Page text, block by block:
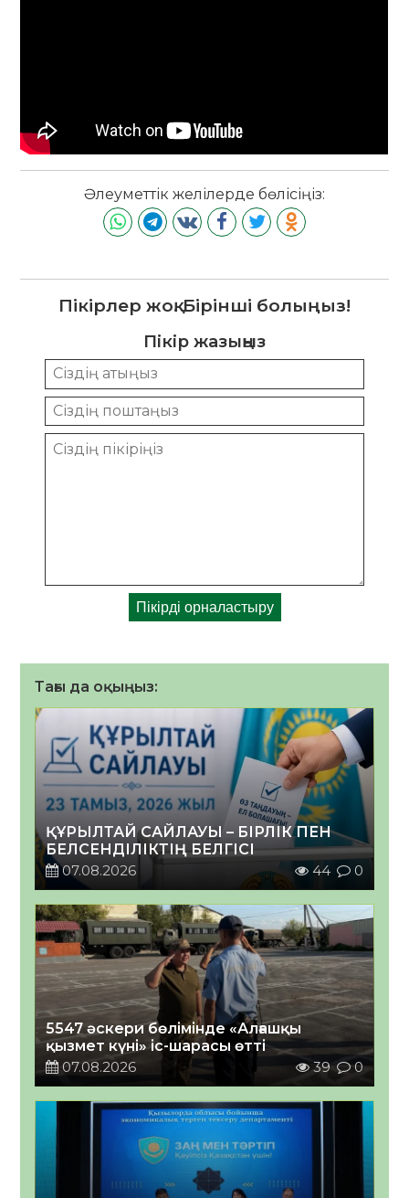
Әлеуметтік желілерде бөлісіңіз:
Пікірлер жоқ. Бірінші болыңыз!
Пікір жазыңыз
Тағы да оқыңыз:
ҚҰРЫЛТАЙ САЙЛАУЫ – БІРЛІК ПЕН
БЕЛСЕНДІЛІКТІҢ БЕЛГІСІ
07.08.2026
44 0
5547 әскери бөлімінде «Алғашқы
қызмет күні» іс-шарасы өтті
07.08.2026
39 0